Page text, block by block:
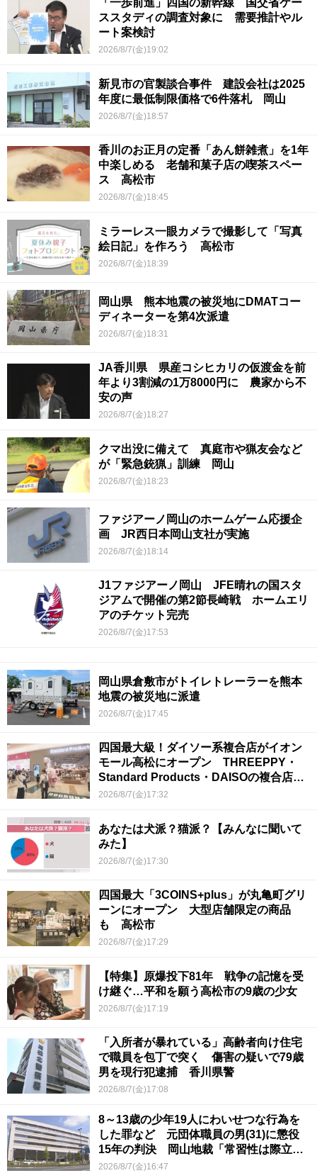
「一歩前進」四国の新幹線 国交省ケー
ススタディの調査対象に 需要推計やル
ート案検討
2026/8/7(金)19:02
新見市の官製談合事件 建設会社は2025
年度に最低制限価格で6件落札 岡山
2026/8/7(金)18:57
香川のお正月の定番「あん餅雑煮」を1年
中楽しめる 老舗和菓子店の喫茶スペー
ス 高松市
2026/8/7(金)18:45
ミラーレス一眼カメラで撮影して「写真
絵日記」を作ろう 高松市
2026/8/7(金)18:39
岡山県 熊本地震の被災地にDMATコー
ディネーターを第4次派遣
2026/8/7(金)18:31
JA香川県 県産コシヒカリの仮渡金を前
年より3割減の1万8000円に 農家から不
安の声
2026/8/7(金)18:27
クマ出没に備えて 真庭市や猟友会など
が「緊急銃猟」訓練 岡山
2026/8/7(金)18:23
ファジアーノ岡山のホームゲーム応援企
画 JR西日本岡山支社が実施
2026/8/7(金)18:14
J1ファジアーノ岡山 JFE晴れの国スタ
ジアムで開催の第2節長崎戦 ホームエリ
アのチケット完売
2026/8/7(金)17:53
岡山県倉敷市がトイレトレーラーを熊本
地震の被災地に派遣
2026/8/7(金)17:45
四国最大級！ダイソー系複合店がイオン
モール高松にオープン THREEPPY・
Standard Products・DAISOの複合店は
香川県初
2026/8/7(金)17:32
あなたは犬派？猫派？【みんなに聞いて
みた】
2026/8/7(金)17:30
四国最大「3COINS+plus」が丸亀町グリ
ーンにオープン 大型店舗限定の商品
も 高松市
2026/8/7(金)17:29
【特集】原爆投下81年 戦争の記憶を受
け継ぐ…平和を願う高松市の9歳の少女
2026/8/7(金)17:19
「入所者が暴れている」高齢者向け住宅
で職員を包丁で突く 傷害の疑いで79歳
男を現行犯逮捕 香川県警
2026/8/7(金)17:08
8～13歳の少年19人にわいせつな行為を
した罪など 元団体職員の男(31)に懲役
15年の判決 岡山地裁「常習性は際立っ
ていて被害結果も非常に重い」
2026/8/7(金)16:47